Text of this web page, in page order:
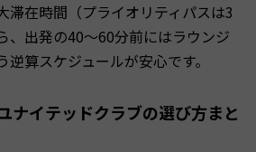
滞在時間（プライオリティパスは3
、出発の40〜60分前にはラウンジ
算スケジュールが安心です。
ナイテッドクラブの選び方まと